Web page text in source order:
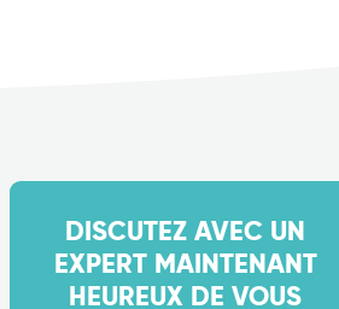
DISCUTEZ AVEC UN
EXPERT MAINTENANT
HEUREUX DE VOUS